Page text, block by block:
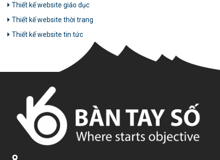
Thiết kế website giáo dục
Thiết kế website thời trang
Thiết kế website tin tức